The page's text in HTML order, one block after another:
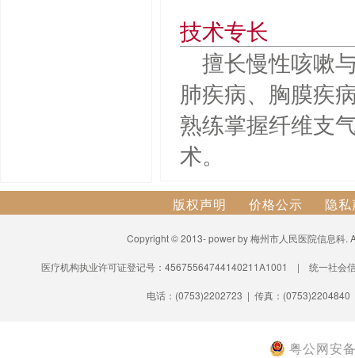
技术专长
擅长慢性咳嗽
肺疾病、胸膜疾
熟练掌握纤维支
术。
版权声明 价格公示 隐
Copyright © 2013- power by 梅州市人民医院信息科
医疗机构执业许可证登记号：45675564744140211A1001 | 统一社会
电话：(0753)2202723 | 传真：
粤公网安